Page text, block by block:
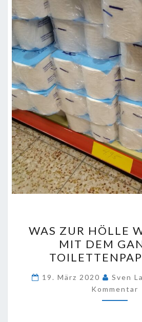
ZUR
IHR
MIT
DEM
WAS ZUR HÖLLE
MIT DEM
19. März 2020 Sven
Kommentar